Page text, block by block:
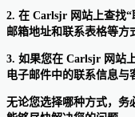
2. 在 Carlsjr 网站上查找“
邮箱地址和联系表格等方
3. 如果您在 Carlsjr 网站
电子邮件中的联系信息与
无论您选择哪种方式，务